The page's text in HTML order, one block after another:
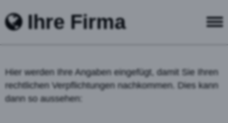
Ihre Firma
Hier werden Ihre Angaben eingefügt, damit Sie Ihren
rechtlichen Verpflichtungen nachkommen. Dies kann
dann so aussehen: